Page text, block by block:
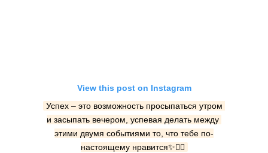
View this post on Instagram
Успех – это возможность просыпаться утром
и засыпать вечером, успевая делать между
этими двумя событиями то, что тебе по-
настоящему нравится✨👆🏼